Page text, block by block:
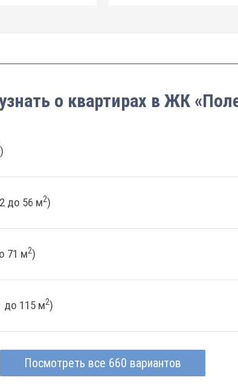
о квартирах в ЖК
)
до 56 м2)
71 м2)
до 115 м2)
Посмотреть все 660 вариантов